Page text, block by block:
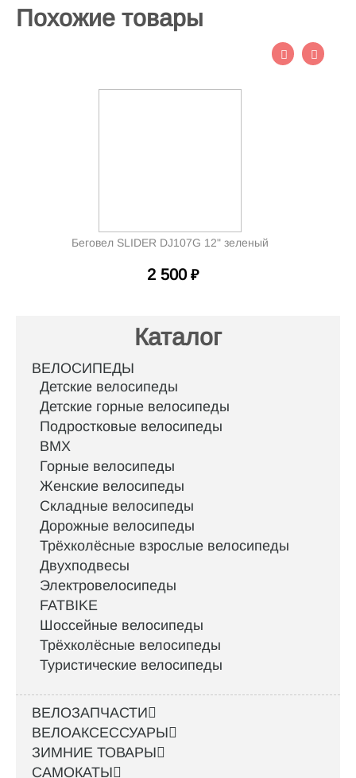
Похожие товары
Беговел SLIDER DJ107G 12" зеленый
2 500 ₽
Каталог
ВЕЛОСИПЕДЫ
Детские велосипеды
Детские горные велосипеды
Подростковые велосипеды
BMX
Горные велосипеды
Женские велосипеды
Складные велосипеды
Дорожные велосипеды
Трёхколёсные взрослые велосипеды
Двухподвесы
Электровелосипеды
FATBIKE
Шоссейные велосипеды
Трёхколёсные велосипеды
Туристические велосипеды
ВЕЛОЗАПЧАСТИ
ВЕЛОАКСЕССУАРЫ
ЗИМНИЕ ТОВАРЫ
САМОКАТЫ